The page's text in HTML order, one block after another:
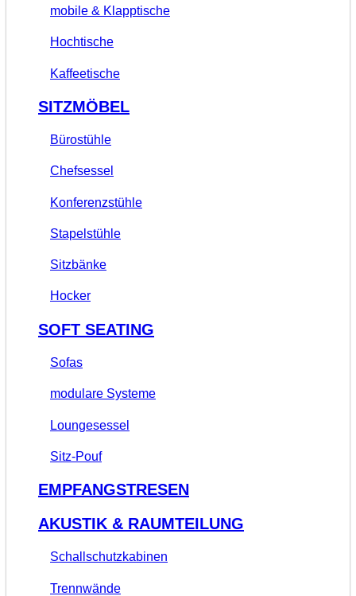
mobile & Klapptische
Hochtische
Kaffeetische
SITZMÖBEL
Bürostühle
Chefsessel
Konferenzstühle
Stapelstühle
Sitzbänke
Hocker
SOFT SEATING
Sofas
modulare Systeme
Loungesessel
Sitz-Pouf
EMPFANGSTRESEN
AKUSTIK & RAUMTEILUNG
Schallschutzkabinen
Trennwände